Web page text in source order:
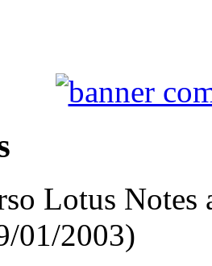
Lotus Notes
01/2003)